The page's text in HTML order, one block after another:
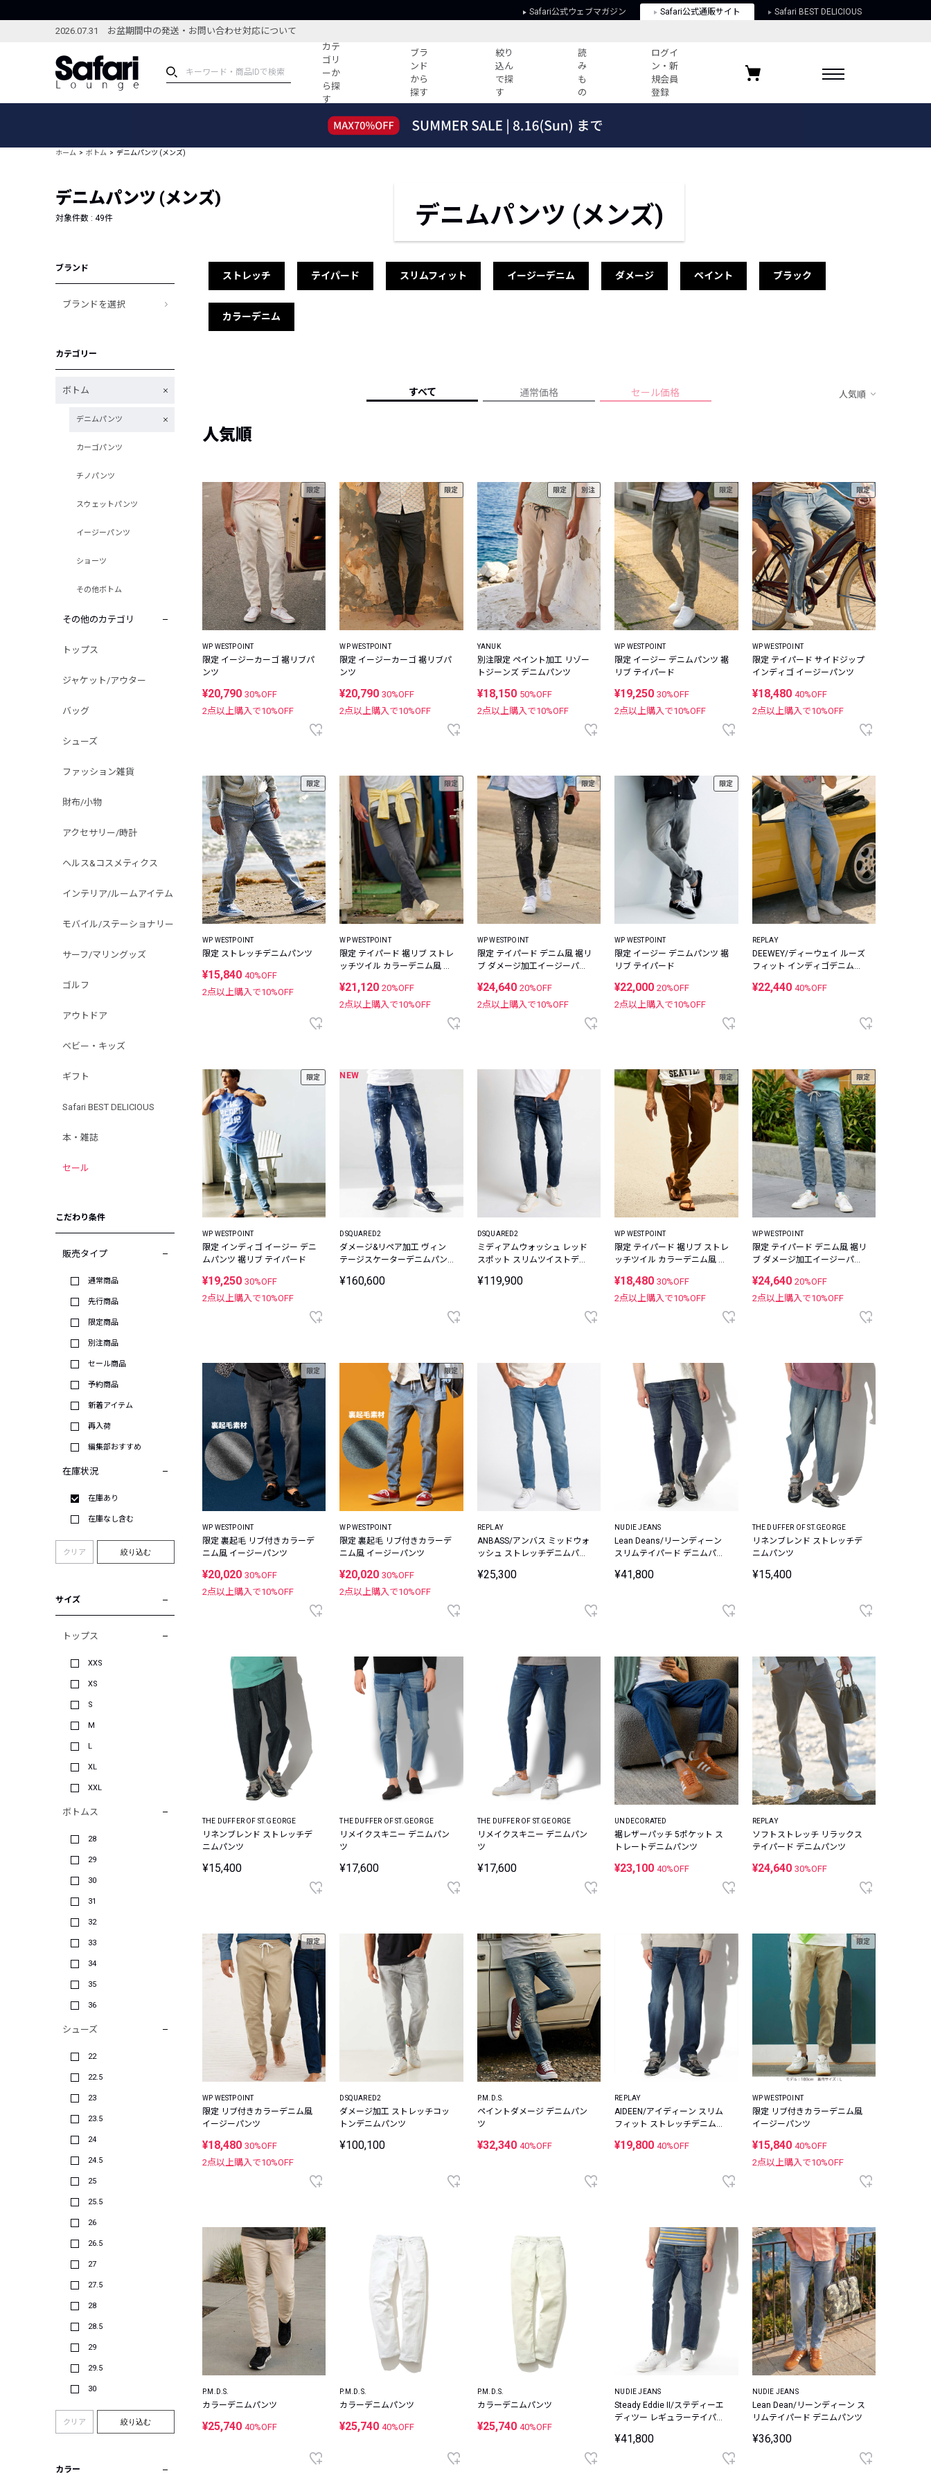
Safari公式ウェブマガジン Safari公式通販サイト Safari BEST DELICIOUS
2026.07.31 お盆期間中の発送・お問い合わせ対応について
カテ
ゴリ
ーか
ら探
す
ブラ
ンド
から
探す
絞り
込ん
で探
す
読
み
も
の
ログイ
ン・新
規会員
登録
ブランドから探す
新着アイテム
編集部のおすすめアイテム
セール
すべての記事
HOTなコーデ TOP20
新ブランドご紹介！
人気アイテム TOP 15
会社概要
特定商取引に関する法律
お気に入りブランド
ホーム ボトム デニムパンツ (メンズ)
デニムパンツ (メンズ)
対象件数 : 49件
ブランド
ブランドを選択
カテゴリー
ボトム
デニムパンツ
カーゴパンツ
チノパンツ
スウェットパンツ
イージーパンツ
ショーツ
その他ボトム
その他のカテゴリ
トップス
ジャケット/アウター
バッグ
シューズ
ファッション雑貨
財布/小物
アクセサリー/時計
ヘルス&コスメティクス
インテリア/ルームアイテム
モバイル/ステーショナリー
サーフ/マリングッズ
ゴルフ
アウトドア
ベビー・キッズ
ギフト
Safari BEST DELICIOUS
本・雑誌
セール
こだわり条件
販売タイプ
通常商品
先行商品
限定商品
別注商品
セール商品
予約商品
新着アイテム
再入荷
編集部おすすめ
在庫状況
在庫あり
在庫なし含む
クリア 絞り込む
サイズ
トップス
XXS
XS
S
M
L
XL
XXL
ボトムス
28
29
30
31
32
33
34
35
36
シューズ
22
22.5
23
23.5
24
24.5
25
25.5
26
26.5
27
27.5
28
28.5
29
29.5
30
クリア 絞り込む
カラー
デニムパンツ (メンズ)
ストレッチ テイパード スリムフィット イージーデニム ダメージ ペイント ブラック
カラーデニム
すべて 通常価格 セール価格 人気順
人気順
限定
WP WESTPOINT
限定 イージーカーゴ 裾リブパ
ンツ
¥20,790 30%OFF
2点以上購入で10%OFF
限定
WP WESTPOINT
限定 イージーカーゴ 裾リブパ
ンツ
¥20,79030%OFF
2点以上購入で10%OFF
限定 別注
YANUK
別注限定 ペイント加工 リゾー
トジーンズ デニムパンツ
¥18,150 50%OFF
2点以上購入で10%OFF
限定
WP WESTPOINT
限定 イージー デニムパンツ 裾
リブ テイパード
¥19,25030%OFF
2点以上購入で10%OFF
限定
WP WESTPOINT
限定 テイパード サイドジップ
インディゴ イージーパンツ
¥18,480 40%OFF
2点以上購入で10%OFF
限定
WP WESTPOINT
限定 ストレッチデニムパンツ
¥15,840 40%OFF
2点以上購入で10%OFF
限定
WP WESTPOINT
限定 テイパード 裾リブ ストレ
ッチツイル カラーデニム風 イ
¥21,12020%OFF
2点以上購入で10%OFF
限定
WP WESTPOINT
限定 テイパード デニム風 裾リ
ブ ダメージ加工イージーパン
¥24,640 20%OFF
2点以上購入で10%OFF
限定
WP WESTPOINT
限定 イージー デニムパンツ 裾
リブ テイパード
¥22,00020%OFF
2点以上購入で10%OFF
REPLAY
DEEWEY/ディーウェイ ルーズ
フィット インディゴデニムパ
¥22,440 40%OFF
限定
WP WESTPOINT
限定 インディゴ イージー デニ
ムパンツ 裾リブ テイパード
¥19,250 30%OFF
2点以上購入で10%OFF
NEW
DSQUARED2
ダメージ&リペア加工 ヴィン
テージスケーターデニムパン
¥160,600
DSQUARED2
ミディアムウォッシュ レッド
スポット スリムツイストデニ
¥119,900
限定
WP WESTPOINT
限定 テイパード 裾リブ ストレ
ッチツイル カラーデニム風 イ
¥18,48030%OFF
2点以上購入で10%OFF
限定
WP WESTPOINT
限定 テイパード デニム風 裾リ
ブ ダメージ加工イージーパン
¥24,640 20%OFF
2点以上購入で10%OFF
限定
WP WESTPOINT
限定 裏起毛 リブ付きカラーデ
ニム風 イージーパンツ
¥20,020 30%OFF
2点以上購入で10%OFF
限定
WP WESTPOINT
限定 裏起毛 リブ付きカラーデ
ニム風 イージーパンツ
¥20,02030%OFF
2点以上購入で10%OFF
REPLAY
ANBASS/アンバス ミッドウォ
ッシュ ストレッチデニムパン
¥25,300
NUDIE JEANS
Lean Deans/リーンディーン
スリムテイパード デニムパン
¥41,800
THE DUFFER OF ST.GEORGE
リネンブレンド ストレッチデ
ニムパンツ
¥15,400
THE DUFFER OF ST.GEORGE
リネンブレンド ストレッチデ
ニムパンツ
¥15,400
THE DUFFER OF ST.GEORGE
リメイクスキニー デニムパン
ツ
¥17,600
THE DUFFER OF ST.GEORGE
リメイクスキニー デニムパン
ツ
¥17,600
UNDECORATED
裾レザーパッチ 5ポケット ス
トレートデニムパンツ
¥23,10040%OFF
REPLAY
ソフトストレッチ リラックス
テイパード デニムパンツ
¥24,640 30%OFF
限定
WP WESTPOINT
限定 リブ付きカラーデニム風
イージーパンツ
¥18,480 30%OFF
2点以上購入で10%OFF
DSQUARED2
ダメージ加工 ストレッチコッ
トンデニムパンツ
¥100,100
P.M.D.S.
ペイントダメージ デニムパン
ツ
¥32,340 40%OFF
REPLAY
AIDEEN/アイディーン スリム
フィット ストレッチデニムパ
¥19,80040%OFF
限定
WP WESTPOINT
限定 リブ付きカラーデニム風
イージーパンツ
¥15,840 40%OFF
2点以上購入で10%OFF
P.M.D.S.
カラーデニムパンツ
¥25,740 40%OFF
P.M.D.S.
カラーデニムパンツ
¥25,74040%OFF
P.M.D.S.
カラーデニムパンツ
¥25,740 40%OFF
NUDIE JEANS
Steady Eddie II/ステディーエ
ディツー レギュラーテイパー
¥41,800
NUDIE JEANS
Lean Dean/リーンディーン ス
リムテイパード デニムパンツ
¥36,300